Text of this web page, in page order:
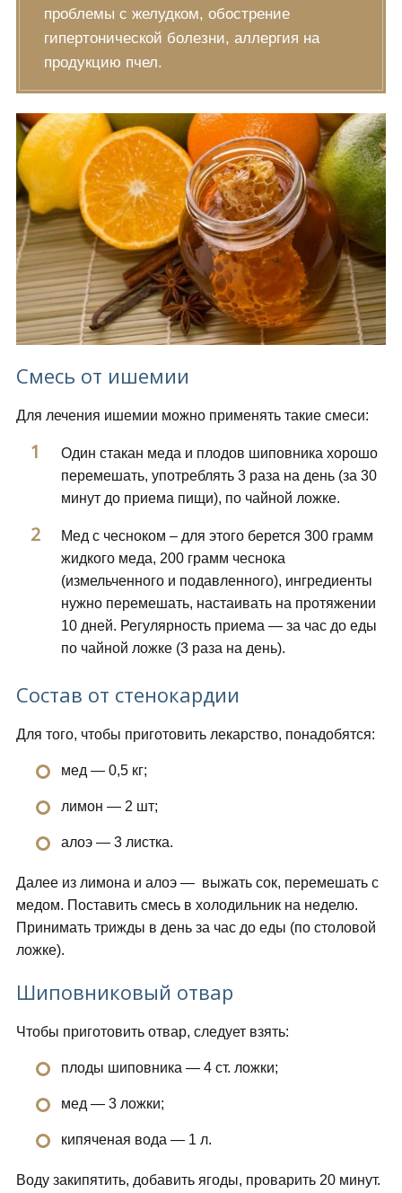
проблемы с желудком, обострение
гипертонической болезни, аллергия на
продукцию пчел.
Смесь от ишемии
Для лечения ишемии можно применять такие смеси:
Один стакан меда и плодов шиповника хорошо
перемешать, употреблять 3 раза на день (за 30
минут до приема пищи), по чайной ложке.
Мед с чесноком – для этого берется 300 грамм
жидкого меда, 200 грамм чеснока
(измельченного и подавленного), ингредиенты
нужно перемешать, настаивать на протяжении
10 дней. Регулярность приема — за час до еды
по чайной ложке (3 раза на день).
Состав от стенокардии
Для того, чтобы приготовить лекарство, понадобятся:
мед — 0,5 кг;
лимон — 2 шт;
алоэ — 3 листка.
Далее из лимона и алоэ — выжать сок, перемешать с
медом. Поставить смесь в холодильник на неделю.
Принимать трижды в день за час до еды (по столовой
ложке).
Шиповниковый отвар
Чтобы приготовить отвар, следует взять:
плоды шиповника — 4 ст. ложки;
мед — 3 ложки;
кипяченая вода — 1 л.
Воду закипятить, добавить ягоды, проварить 20 минут.